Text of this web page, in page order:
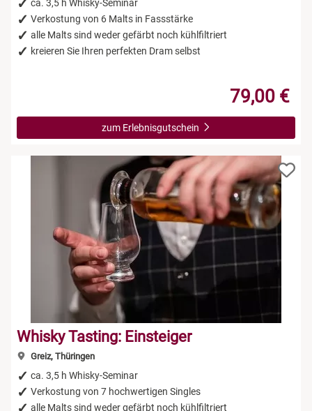
ca. 3,5 h Whisky-Seminar
Verkostung von 6 Malts in Fassstärke
alle Malts sind weder gefärbt noch kühlfiltriert
kreieren Sie Ihren perfekten Dram selbst
79,00 €
zum Erlebnisgutschein
Whisky Tasting: Einsteiger
Greiz, Thüringen
ca. 3,5 h Whisky-Seminar
Verkostung von 7 hochwertigen Singles
alle Malts sind weder gefärbt noch kühlfiltriert